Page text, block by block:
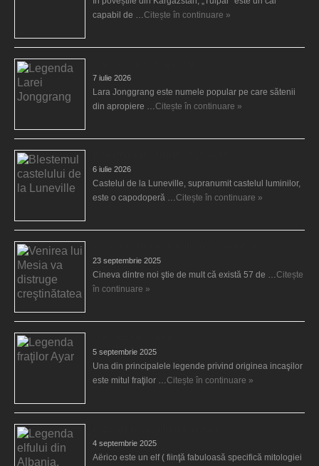
capabil de …Citește în continuare »
7 iulie 2026
Lara Jonggrang este numele popular pe care sătenii
din apropiere …Citește în continuare »
6 iulie 2026
Castelul de la Luneville, supranumit castelul luminilor,
este o capodoperă …Citește în continuare »
23 septembrie 2025
Cineva dintre noi ştie de mult că există 57 de …Citește
în continuare »
5 septembrie 2025
Una din principalele legende privind originea incaşilor
este mitul fraţilor …Citește în continuare »
4 septembrie 2025
Aërico este un elf ( fiinţă fabuloasă specifică mitologiei